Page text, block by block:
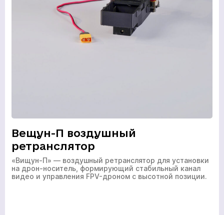
Вещун-П воздушный
ретранслятор
«Вищун-П» — воздушный ретранслятор для установки
на дрон-носитель, формирующий стабильный канал
видео и управления FPV-дроном с высотной позиции.